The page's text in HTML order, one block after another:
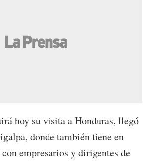
hoy su visita a Honduras, llegó
donde también tiene en
empresarios y dirigentes de